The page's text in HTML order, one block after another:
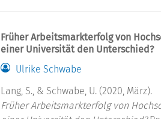
Früher Arbeitsmarkterfolg von
einer Universität den Unterschied?
Ulrike Schwabe
Lang, S., & Schwabe, U. (2020, März).
Früher Arbeitsmarkterfolg von